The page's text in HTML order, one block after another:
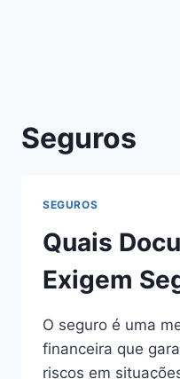
Seguros
SEGUROS
Quais
Exigem
O seguro é uma
financeira que
riscos em